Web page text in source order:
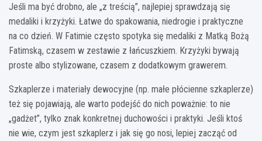
Jeśli ma być drobno, ale „z treścią”, najlepiej sprawdzają się
medaliki i krzyżyki. Łatwe do spakowania, niedrogie i praktyczne
na co dzień. W Fatimie często spotyka się medaliki z Matką Bożą
Fatimską, czasem w zestawie z łańcuszkiem. Krzyżyki bywają
proste albo stylizowane, czasem z dodatkowym grawerem.
Szkaplerze i materiały dewocyjne (np. małe płócienne szkaplerze)
też się pojawiają, ale warto podejść do nich poważnie: to nie
„gadżet”, tylko znak konkretnej duchowości i praktyki. Jeśli ktoś
nie wie, czym jest szkaplerz i jak się go nosi, lepiej zacząć od